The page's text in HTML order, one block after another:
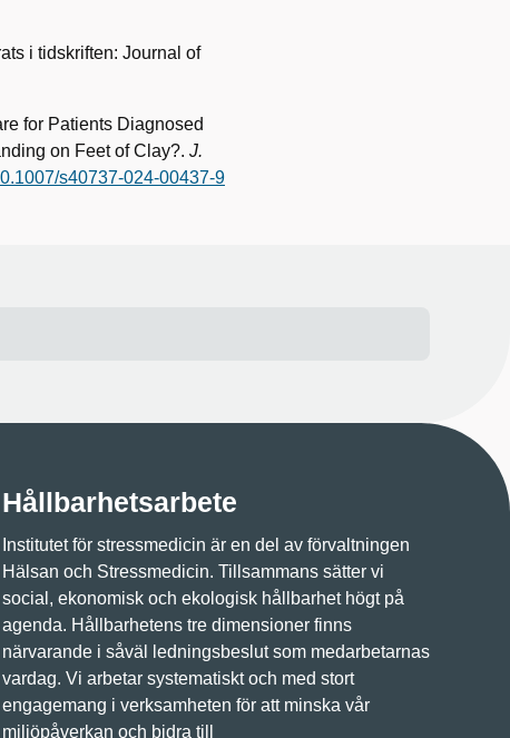
i tidskriften: Journal of
for Patients Diagnosed
on Feet of Clay?. J.
s40737-024-00437-9
Hållbarhetsarbete
Institutet för stressmedicin är en del av förvaltningen
Hälsan och Stressmedicin. Tillsammans sätter vi
social, ekonomisk och ekologisk hållbarhet högt på
agenda. Hållbarhetens tre dimensioner finns
närvarande i såväl ledningsbeslut som medarbetarnas
vardag. Vi arbetar systematiskt och med stort
engagemang i verksamheten för att minska vår
miljöpåverkan och bidra till